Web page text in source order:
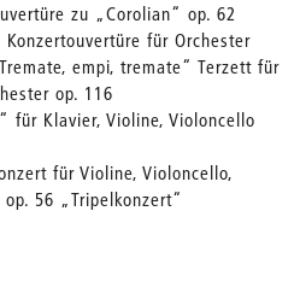
zu „Corolian“ op. 62
Konzertouvertüre für Orchester
empi, tremate“ Terzett für
op. 116
für Klavier, Violine, Violoncello
für Violine, Violoncello,
56 „Tripelkonzert“